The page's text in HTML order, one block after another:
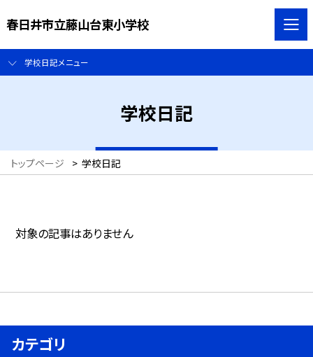
春日井市立藤山台東小学校
学校日記メニュー
学校日記
トップページ > 学校日記
対象の記事はありません
カテゴリ